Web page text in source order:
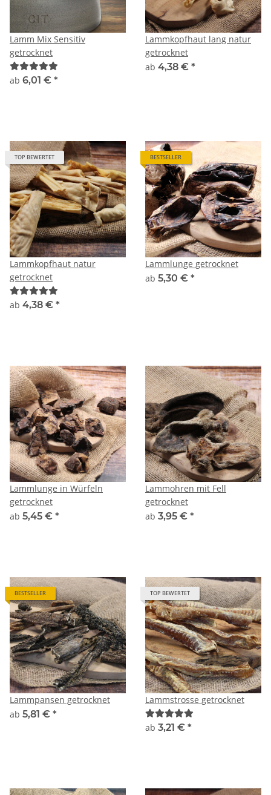
Lamm Mix Sensitiv
getrocknet
ab 6,01 € *
Lammkopfhaut lang natur
getrocknet
ab 4,38 € *
TOP BEWERTET
Lammkopfhaut natur
getrocknet
ab 4,38 € *
BESTSELLER
Lammlunge getrocknet
ab 5,30 € *
Lammlunge in Würfeln
getrocknet
ab 5,45 € *
Lammohren mit Fell
getrocknet
ab 3,95 € *
BESTSELLER
Lammpansen getrocknet
ab 5,81 € *
TOP BEWERTET
Lammstrosse getrocknet
ab 3,21 € *